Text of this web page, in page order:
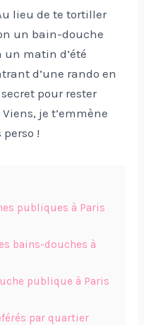
lieu de te tortiller
un bain-douche
un matin d’été
d’une rando en
pour rester
je t’emmène
!
publiques à Paris
bains-douches à
publique à Paris
par quartier